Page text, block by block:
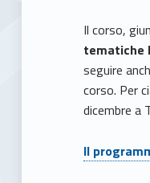
Il corso,
tematiche
seguire
corso. Per
dicembre a
Il